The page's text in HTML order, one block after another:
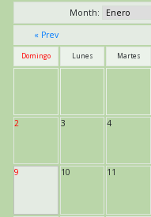
Month:
« Prev
Domingo Lunes Martes
2 3 4
9 10 11